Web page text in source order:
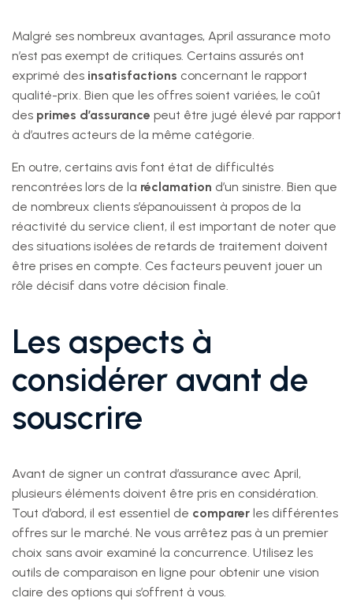
Malgré ses nombreux avantages, April assurance moto
n’est pas exempt de critiques. Certains assurés ont
exprimé des insatisfactions concernant le rapport
qualité-prix. Bien que les offres soient variées, le coût
des primes d’assurance peut être jugé élevé par rapport
à d’autres acteurs de la même catégorie.
En outre, certains avis font état de difficultés
rencontrées lors de la réclamation d’un sinistre. Bien que
de nombreux clients s’épanouissent à propos de la
réactivité du service client, il est important de noter que
des situations isolées de retards de traitement doivent
être prises en compte. Ces facteurs peuvent jouer un
rôle décisif dans votre décision finale.
Les aspects à
considérer avant de
souscrire
Avant de signer un contrat d’assurance avec April,
plusieurs éléments doivent être pris en considération.
Tout d’abord, il est essentiel de comparer les différentes
offres sur le marché. Ne vous arrêtez pas à un premier
choix sans avoir examiné la concurrence. Utilisez les
outils de comparaison en ligne pour obtenir une vision
claire des options qui s’offrent à vous.